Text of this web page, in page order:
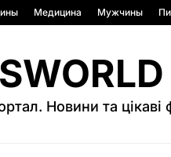
Медицина Мужчины
Новини та цікаві